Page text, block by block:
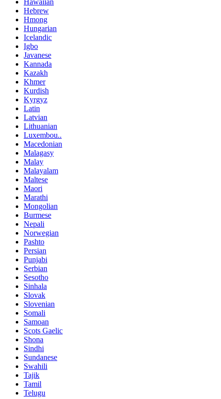
Hawaiian
Hebrew
Hmong
Hungarian
Icelandic
Igbo
Javanese
Kannada
Kazakh
Khmer
Kurdish
Kyrgyz
Latin
Latvian
Lithuanian
Luxembou..
Macedonian
Malagasy
Malay
Malayalam
Maltese
Maori
Marathi
Mongolian
Burmese
Nepali
Norwegian
Pashto
Persian
Punjabi
Serbian
Sesotho
Sinhala
Slovak
Slovenian
Somali
Samoan
Scots Gaelic
Shona
Sindhi
Sundanese
Swahili
Tajik
Tamil
Telugu